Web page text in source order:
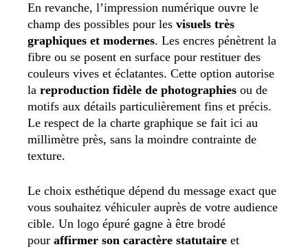
En revanche, l’impression numérique ouvre le
champ des possibles pour les visuels très
graphiques et modernes. Les encres pénètrent la
fibre ou se posent en surface pour restituer des
couleurs vives et éclatantes. Cette option autorise
la reproduction fidèle de photographies ou de
motifs aux détails particulièrement fins et précis.
Le respect de la charte graphique se fait ici au
millimètre près, sans la moindre contrainte de
texture.
Le choix esthétique dépend du message exact que
vous souhaitez véhiculer auprès de votre audience
cible. Un logo épuré gagne à être brodé
pour affirmer son caractère statutaire et